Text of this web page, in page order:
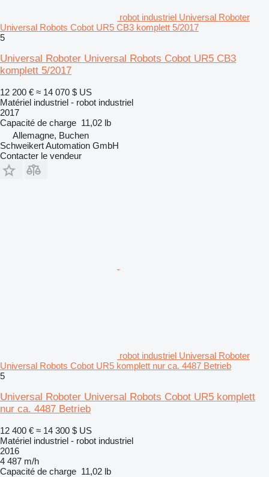
robot industriel Universal Roboter
Universal Robots Cobot UR5 CB3 komplett 5/2017
5
Universal Roboter Universal Robots Cobot UR5 CB3
komplett 5/2017
12 200 € ≈ 14 070 $ US
Matériel industriel - robot industriel
2017
Capacité de charge 11,02 lb
Allemagne, Buchen
Schweikert Automation GmbH
Contacter le vendeur
robot industriel Universal Roboter
Universal Robots Cobot UR5 komplett nur ca. 4487 Betrieb
5
Universal Roboter Universal Robots Cobot UR5 komplett
nur ca. 4487 Betrieb
12 400 € ≈ 14 300 $ US
Matériel industriel - robot industriel
2016
4 487 m/h
Capacité de charge 11,02 lb